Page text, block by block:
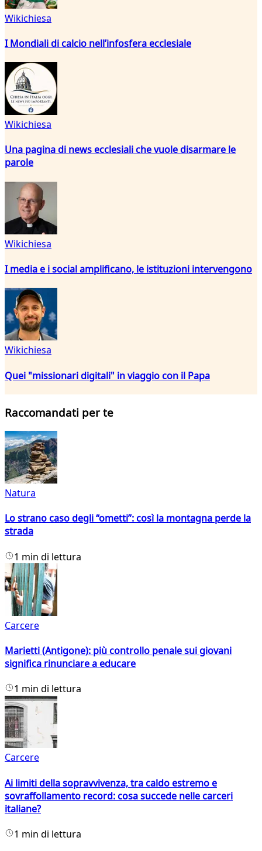
Wikichiesa
I Mondiali di calcio nell’infosfera ecclesiale
Wikichiesa
Una pagina di news ecclesiali che vuole disarmare le
parole
Wikichiesa
I media e i social amplificano, le istituzioni intervengono
Wikichiesa
Quei "missionari digitali" in viaggio con il Papa
Raccomandati per te
Natura
Lo strano caso degli “ometti”: così la montagna perde la
strada
1 min di lettura
Carcere
Marietti (Antigone): più controllo penale sui giovani
significa rinunciare a educare
1 min di lettura
Carcere
Ai limiti della sopravvivenza, tra caldo estremo e
sovraffollamento record: cosa succede nelle carceri
italiane?
1 min di lettura